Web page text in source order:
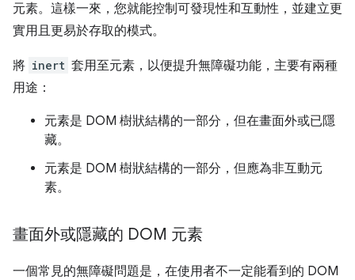
元素。這樣一來，您就能控制可發現性和互動性，並建立更
實用且更易於存取的模式。
將 inert 套用至元素，以便提升無障礙功能，主要有兩種
用途：
元素是 DOM 樹狀結構的一部分，但在畫面外或已隱
藏。
元素是 DOM 樹狀結構的一部分，但應為非互動元
素。
畫面外或隱藏的 DOM 元素
一個常見的無障礙問題是，在使用者不一定能看到的 DOM